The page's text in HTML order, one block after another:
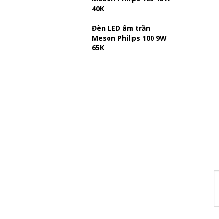
40K
Đèn LED âm trần
Meson Philips 100 9W
65K